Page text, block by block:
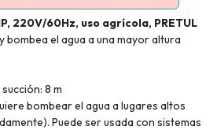
220V/60Hz, uso agrícola, PRETUL
bombea el agua a una mayor altura
8 m
bombear el agua a lugares altos
Puede ser usada con sistemas